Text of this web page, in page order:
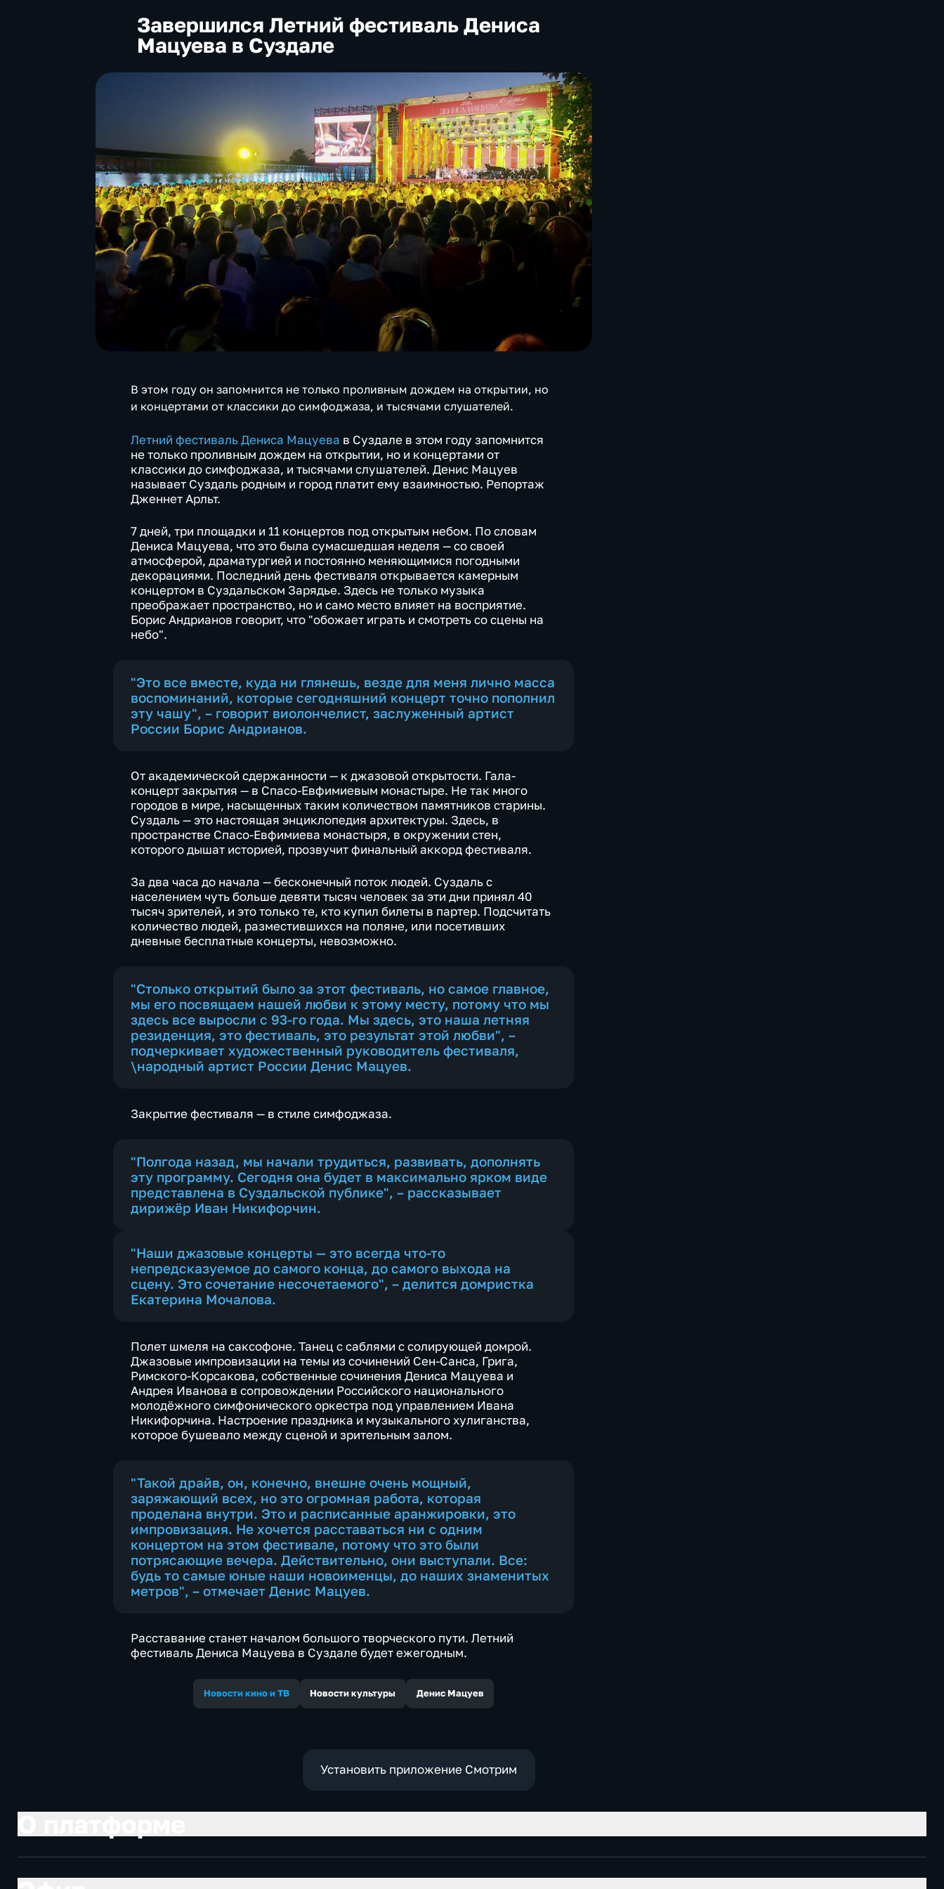
Завершился Летний фестиваль Дениса
Мацуева в Суздале
В этом году он запомнится не только проливным дождем на открытии, но
и концертами от классики до симфоджаза, и тысячами слушателей.
Летний фестиваль Дениса Мацуева в Суздале в этом году запомнится
не только проливным дождем на открытии, но и концертами от
классики до симфоджаза, и тысячами слушателей. Денис Мацуев
называет Суздаль родным и город платит ему взаимностью. Репортаж
Дженнет Арльт.
7 дней, три площадки и 11 концертов под открытым небом. По словам
Дениса Мацуева, что это была сумасшедшая неделя — со своей
атмосферой, драматургией и постоянно меняющимися погодными
декорациями. Последний день фестиваля открывается камерным
концертом в Суздальском Зарядье. Здесь не только музыка
преображает пространство, но и само место влияет на восприятие.
Борис Андрианов говорит, что "обожает играть и смотреть со сцены на
небо".
"Это все вместе, куда ни глянешь, везде для меня лично масса
воспоминаний, которые сегодняшний концерт точно пополнил
эту чашу", – говорит виолончелист, заслуженный артист
России Борис Андрианов.
От академической сдержанности — к джазовой открытости. Гала-
концерт закрытия — в Спасо-Евфимиевым монастыре. Не так много
городов в мире, насыщенных таким количеством памятников старины.
Суздаль — это настоящая энциклопедия архитектуры. Здесь, в
пространстве Спасо-Евфимиева монастыря, в окружении стен,
которого дышат историей, прозвучит финальный аккорд фестиваля.
За два часа до начала — бесконечный поток людей. Суздаль с
населением чуть больше девяти тысяч человек за эти дни принял 40
тысяч зрителей, и это только те, кто купил билеты в партер. Подсчитать
количество людей, разместившихся на поляне, или посетивших
дневные бесплатные концерты, невозможно.
"Столько открытий было за этот фестиваль, но самое главное,
мы его посвящаем нашей любви к этому месту, потому что мы
здесь все выросли с 93-го года. Мы здесь, это наша летняя
резиденция, это фестиваль, это результат этой любви", –
подчеркивает художественный руководитель фестиваля,
\народный артист России Денис Мацуев.
Закрытие фестиваля — в стиле симфоджаза.
"Полгода назад, мы начали трудиться, развивать, дополнять
эту программу. Сегодня она будет в максимально ярком виде
представлена в Суздальской публике", – рассказывает
дирижёр Иван Никифорчин.
"Наши джазовые концерты — это всегда что-то
непредсказуемое до самого конца, до самого выхода на
сцену. Это сочетание несочетаемого", – делится домристка
Екатерина Мочалова.
Полет шмеля на саксофоне. Танец с саблями с солирующей домрой.
Джазовые импровизации на темы из сочинений Сен-Санса, Грига,
Римского-Корсакова, собственные сочинения Дениса Мацуева и
Андрея Иванова в сопровождении Российского национального
молодёжного симфонического оркестра под управлением Ивана
Никифорчина. Настроение праздника и музыкального хулиганства,
которое бушевало между сценой и зрительным залом.
"Такой драйв, он, конечно, внешне очень мощный,
заряжающий всех, но это огромная работа, которая
проделана внутри. Это и расписанные аранжировки, это
импровизация. Не хочется расставаться ни с одним
концертом на этом фестивале, потому что это были
потрясающие вечера. Действительно, они выступали. Все:
будь то самые юные наши новоименцы, до наших знаменитых
метров", – отмечает Денис Мацуев.
Расставание станет началом большого творческого пути. Летний
фестиваль Дениса Мацуева в Суздале будет ежегодным.
Новости кино и ТВ Новости культуры Денис Мацуев
Установить приложение Смотрим